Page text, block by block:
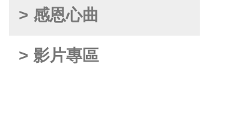
> 感恩心曲
> 影片專區